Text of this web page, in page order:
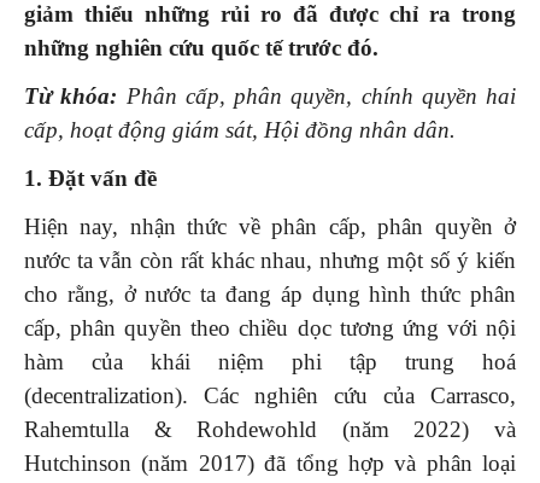
giảm thiểu những rủi ro đã được chỉ ra trong
những nghiên cứu quốc tếtrước đó.
Từ khóa: Phân cấp, phân quyền, chính quyền hai
cấp, hoạt động giám sát, Hội đồng nhân dân.
1. Đặt vấn đề
Hiện nay, nhận thức về phân cấp, phân quyền ở
nước ta vẫn còn rất khác nhau, nhưng một số ý kiến
cho rằng, ở nước ta đang áp dụng hình thức phân
cấp, phân quyền theo chiều dọc tương ứng với nội
hàm của khái niệm phi tập trung hoá
(decentralization). Các nghiên cứu của Carrasco,
Rahemtulla & Rohdewohld (năm 2022) và
Hutchinson (năm 2017) đã tổng hợp và phân loại